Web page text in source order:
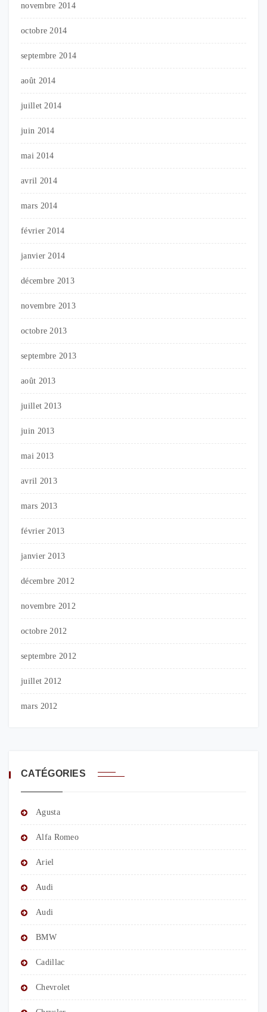
novembre 2014
octobre 2014
septembre 2014
août 2014
juillet 2014
juin 2014
mai 2014
avril 2014
mars 2014
février 2014
janvier 2014
décembre 2013
novembre 2013
octobre 2013
septembre 2013
août 2013
juillet 2013
juin 2013
mai 2013
avril 2013
mars 2013
février 2013
janvier 2013
décembre 2012
novembre 2012
octobre 2012
septembre 2012
juillet 2012
mars 2012
CATÉGORIES
Agusta
Alfa Romeo
Ariel
Audi
Audi
BMW
Cadillac
Chevrolet